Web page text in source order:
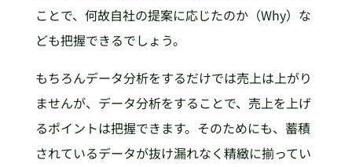
ことで、何故自社の提案に応じたのか（Why）な
ども把握できるでしょう。
もちろんデータ分析をするだけでは売上は上がり
ませんが、データ分析をすることで、売上を上げ
るポイントは把握できます。そのためにも、蓄積
されているデータが抜け漏れなく精緻に揃ってい